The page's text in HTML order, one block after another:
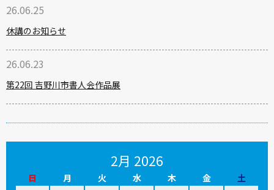
26.06.25
休講のお知らせ
26.06.23
第22回 吉野川市書人会作品展
2月 2026
日 月 火 水 木 金
土